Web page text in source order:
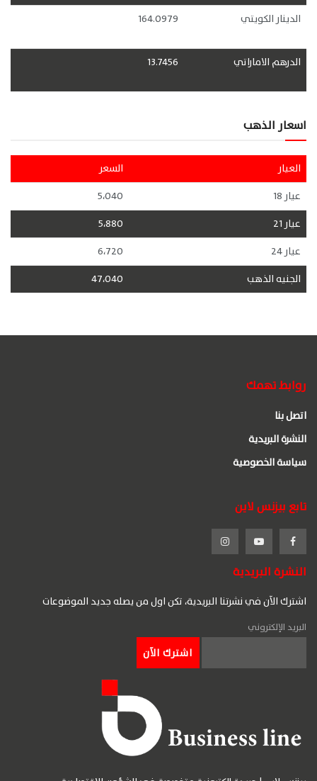
الدينار الكويتي
164.0979
الدرهم الاماراتي 13.7456
اسعار الذهب
العيار
السعر
عيار 18
5،040
عيار 21
5،880
عيار 24
6،720
الجنيه الذهب
47،040
روابط تهمك
اتصل بنا
النشرة البريدية
سياسة الخصوصية
تابع بيزنس لاين
النشرة البريدية
اشترك الآن في نشرتنا البريدية، تكن اول من يصله جديد الموضوعات
البريد الإلكتروني